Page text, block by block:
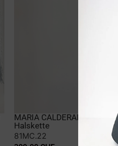
MARIA CALDERARA
Halskette
81MC.22